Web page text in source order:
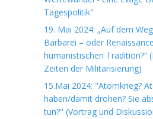
Tagespolitik"
19. Mai 2024: „Auf dem
Barbarei – oder
humanistischen Tradition?“
Zeiten der Militarisierung)
15.Mai 2024: "Atomkrieg?
haben/damit drohen? Sie
tun?" (Vortrag und